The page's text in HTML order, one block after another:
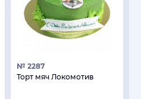
№ 2287
Торт мяч Локомотив